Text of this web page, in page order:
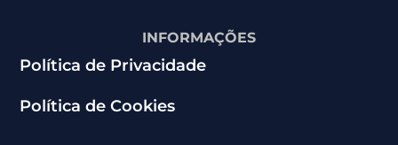
INFORMAÇÕES
Política de Privacidade
Política de Cookies